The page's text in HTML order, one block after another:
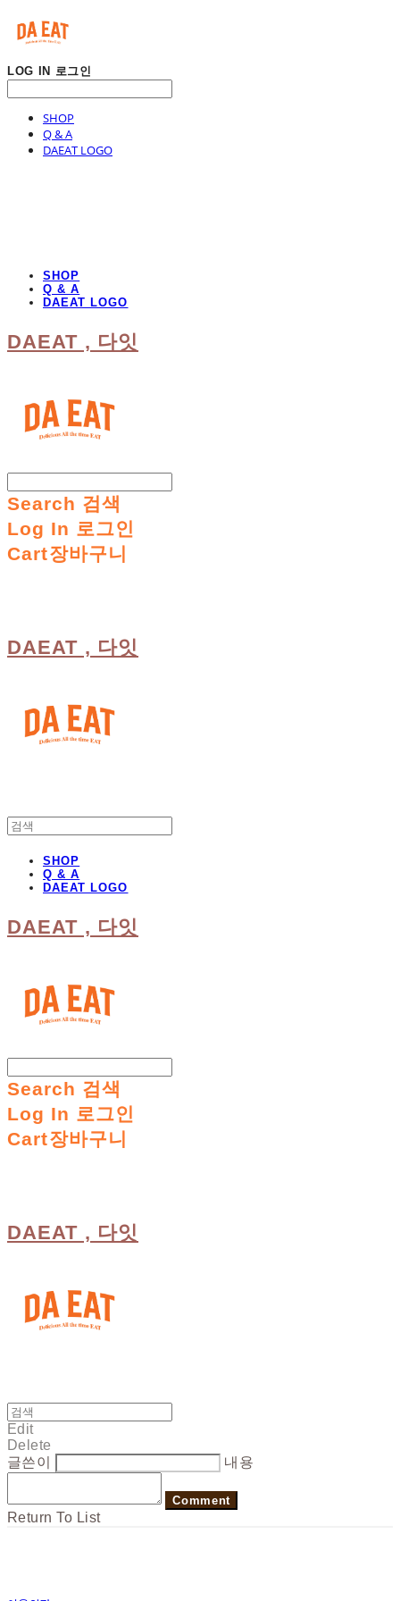
LOG IN 로그인
SHOP
Q & A
DAEAT LOGO
SHOP
Q & A
DAEAT LOGO
DAEAT , 다잇
Search 검색
Log In 로그인
Cart장바구니
DAEAT , 다잇
SHOP
Q & A
DAEAT LOGO
DAEAT , 다잇
Search 검색
Log In 로그인
Cart장바구니
DAEAT , 다잇
Edit
Delete
글쓴이
내용
Comment
Return To List